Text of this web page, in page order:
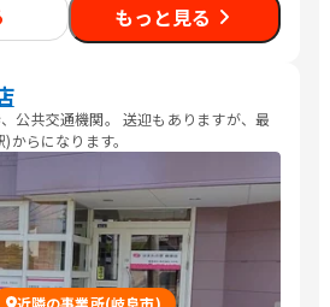
もっと見る
公共交通機関。 送迎もありますが、最
らになります。
近隣の事業所(岐阜市)